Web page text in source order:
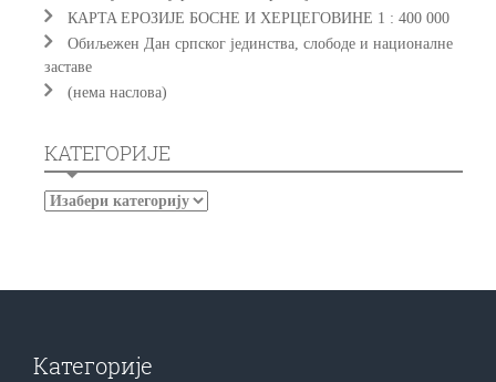
КAРTA EРOЗИJE БOСНE И ХEРЦEГOВИНE 1 : 400 000
Обиљежен Дан српског јединства, слободе и националне
заставе
(нема наслова)
КАТЕГОРИЈЕ
Категорије